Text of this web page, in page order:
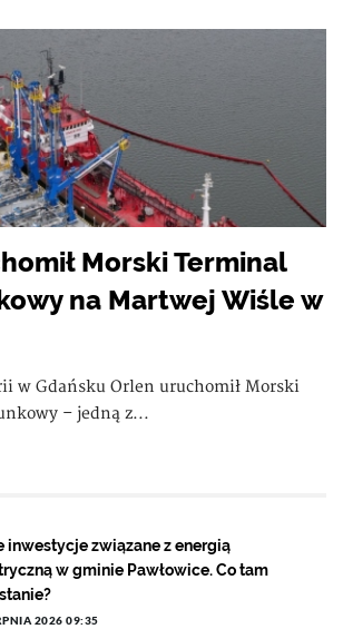
Morski Terminal
na Martwej Wiśle w
w Gdańsku Orlen uruchomił Morski
– jedną z...
inwestycje związane z energią
w gminie Pawłowice. Co tam
2026 09:35